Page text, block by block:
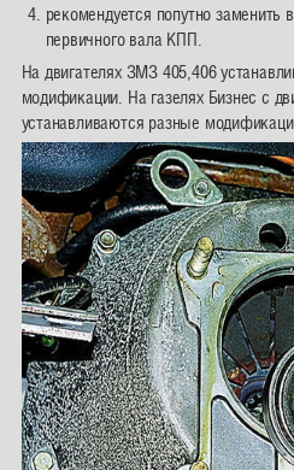
рекомендуется попутно заменить
первичного вала КПП.
На двигателях ЗМЗ 405,406
модификации. На газелях Бизнес с
устанавливаются разные